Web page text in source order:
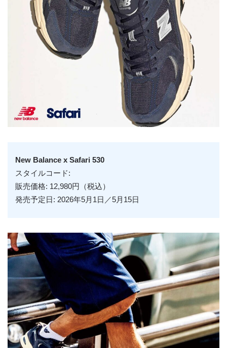
New Balance x Safari 530
スタイルコード:
販売価格: 12,980円（税込）
発売予定日: 2026年5月1日／5月15日